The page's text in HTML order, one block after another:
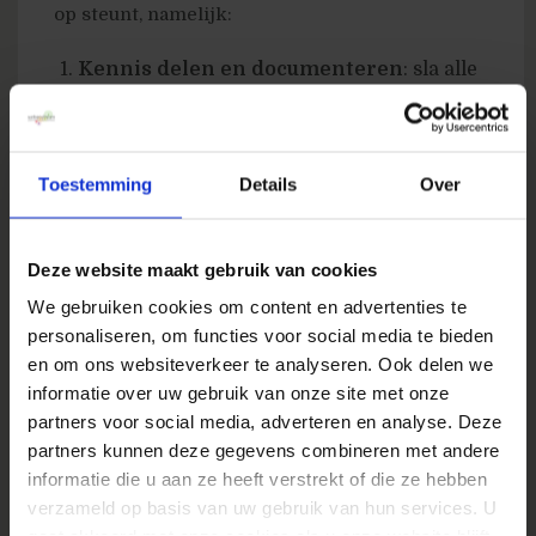
Toestemming Details Over
Deze website maakt gebruik van cookies
We gebruiken cookies om content en advertenties te
personaliseren, om functies voor social media te bieden
en om ons websiteverkeer te analyseren. Ook delen we
informatie over uw gebruik van onze site met onze
partners voor social media, adverteren en analyse. Deze
partners kunnen deze gegevens combineren met andere
informatie die u aan ze heeft verstrekt of die ze hebben
verzameld op basis van uw gebruik van hun services. U
op steunt, namelijk:
Kennis delen en documenteren: sla alle
learnings op en documenteer het proces
Adoptie en engagement
: begin klein. Je
experimenteer platform voor je
organisatie. Bij FARFETCH hebben ze zelf
een oplossing gebouwd.
Zodra deze drie pilaren aanwezig zijn, kun je
gaan werken aan de experimenteer mindset
van je organisatie. Luis gaf daarvoor wat tips: